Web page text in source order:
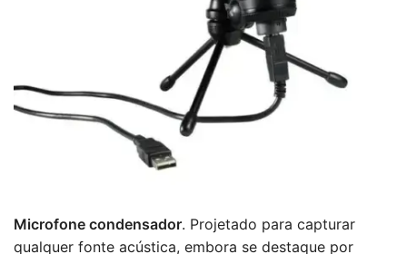
Microfone condensador. Projetado para capturar
qualquer fonte acústica, embora se destaque por